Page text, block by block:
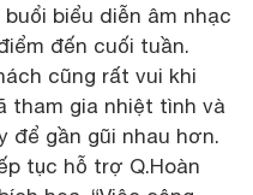
biểu diễn âm nhạc
đến cuối tuần.
cũng rất vui khi
tham gia nhiệt tình và
để gần gũi nhau hơn.
tục hỗ trợ Q.Hoàn